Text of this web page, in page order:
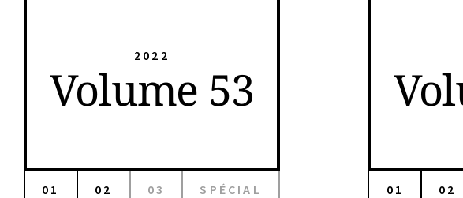
2022
Volume 53
01 02 03 SPÉCIAL 01 02